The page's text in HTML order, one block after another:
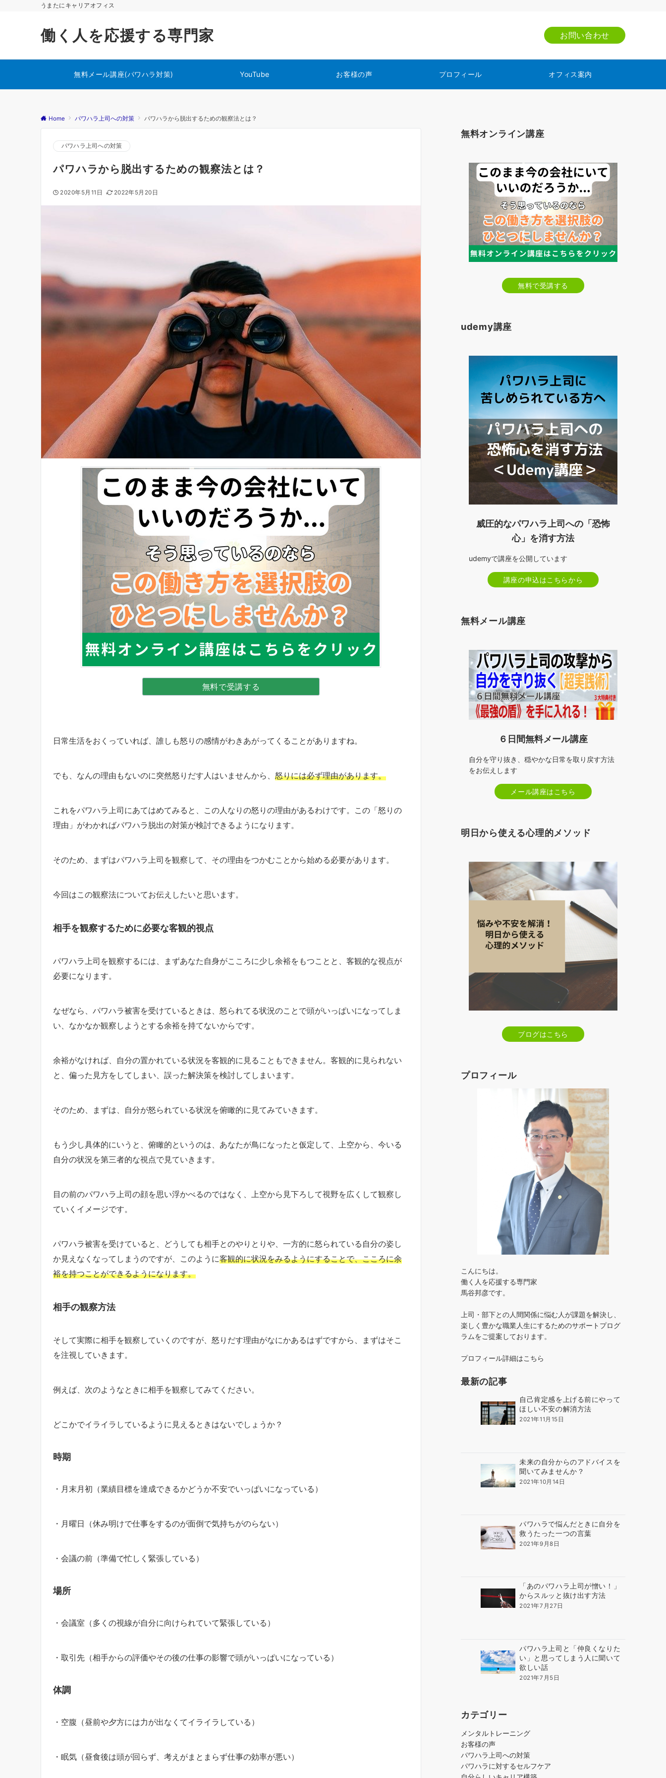
うまたにキャリアオフィス
働く人を応援する専門家 お問い合わせ
無料メール講座(パワハラ対策) YouTube お客様の声 プロフィール オフィス案内
Home パワハラ上司への対策 パワハラから脱出するための観察法とは？
パワハラ上司への対策
パワハラから脱出するための観察法とは？
2020年5月11日 2022年5月20日
無料で受講する
日常生活をおくっていれば、誰しも怒りの感情がわきあがってくることがありますね。
でも、なんの理由もないのに突然怒りだす人はいませんから、 怒りには必ず理由があります。
これをパワハラ上司にあてはめてみると、この人なりの怒りの理由があるわけです。この「怒りの
理由」がわかればパワハラ脱出の対策が検討できるようになります。
そのため、まずはパワハラ上司を観察して、その理由をつかむことから始める必要があります。
今回はこの観察法についてお伝えしたいと思います。
相手を観察するために必要な客観的視点
パワハラ上司を観察するには、まずあなた自身がこころに少し余裕をもつことと、客観的な視点が
必要になります。
なぜなら、パワハラ被害を受けているときは、怒られてる状況のことで頭がいっぱいになってしま
い、なかなか観察しようとする余裕を持てないからです。
余裕がなければ、自分の置かれている状況を客観的に見ることもできません。客観的に見られない
と、偏った見方をしてしまい、誤った解決策を検討してしまいます。
そのため、まずは、自分が怒られている状況を俯瞰的に見てみていきます。
もう少し具体的にいうと、俯瞰的というのは、あなたが鳥になったと仮定して、上空から、今いる
自分の状況を第三者的な視点で見ていきます。
目の前のパワハラ上司の顔を思い浮かべるのではなく、上空から見下ろして視野を広くして観察し
ていくイメージです。
パワハラ被害を受けていると、どうしても相手とのやりとりや、一方的に怒られている自分の姿し
か見えなくなってしまうのですが、このように客観的に状況をみるようにすることで、こころに余
裕を持つことができるようになります。
相手の観察方法
そして実際に相手を観察していくのですが、怒りだす理由がなにかあるはずですから、まずはそこ
を注視していきます。
例えば、次のようなときに相手を観察してみてください。
どこかでイライラしているように見えるときはないでしょうか？
時期
・月末月初（業績目標を達成できるかどうか不安でいっぱいになっている）
・月曜日（休み明けで仕事をするのが面倒で気持ちがのらない）
・会議の前（準備で忙しく緊張している）
場所
・会議室（多くの視線が自分に向けられていて緊張している）
・取引先（相手からの評価やその後の仕事の影響で頭がいっぱいになっている）
体調
・空腹（昼前や夕方には力が出なくてイライラしている）
・眠気（昼食後は頭が回らず、考えがまとまらず仕事の効率が悪い）
無料オンライン講座
無料で受講する
udemy講座
威圧的なパワハラ上司への「恐怖
心」を消す方法
udemyで講座を公開しています
講座の申込はこちらから
無料メール講座
６日間無料メール講座
自分を守り抜き、穏やかな日常を取り戻す方法
をお伝えします
メール講座はこちら
明日から使える心理的メソッド
ブログはこちら
プロフィール
こんにちは。
働く人を応援する専門家
馬谷邦彦です。
上司・部下との人間関係に悩む人が課題を解決し、
楽しく豊かな職業人生にするためのサポートプログ
ラムをご提案しております。
プロフィール詳細はこちら
最新の記事
自己肯定感を上げる前にやって
ほしい不安の解消方法
2021年11月15日
未来の自分からのアドバイスを
聞いてみませんか？
2021年10月14日
パワハラで悩んだときに自分を
救うたった一つの言葉
2021年9月8日
「あのパワハラ上司が憎い！」
からスルッと抜け出す方法
2021年7月27日
パワハラ上司と「仲良くなりた
い」と思ってしまう人に聞いて
欲しい話
2021年7月5日
カテゴリー
メンタルトレーニング
お客様の声
パワハラ上司への対策
パワハラに対するセルフケア